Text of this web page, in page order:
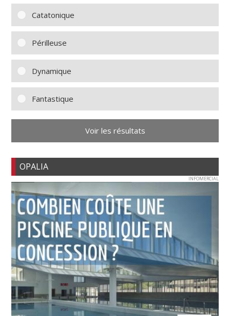
Catatonique
Périlleuse
Dynamique
Fantastique
Voir les résultats
OPALIA
INFOMERCIAL